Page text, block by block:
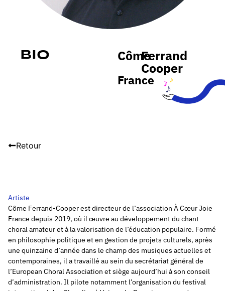
Bio CômeFerrand
Cooper
France
Retour
Artiste
Côme Ferrand-Cooper est directeur de l’association À Cœur Joie
France depuis 2019, où il œuvre au développement du chant
choral amateur et à la valorisation de l’éducation populaire. Formé
en philosophie politique et en gestion de projets culturels, après
une quinzaine d’année dans le champ des musiques actuelles et
contemporaines, il a travaillé au sein du secrétariat général de
l’European Choral Association et siège aujourd’hui à son conseil
d’administration. Il pilote notamment l’organisation du festival